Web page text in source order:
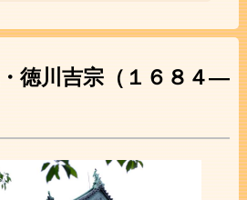
徳川吉宗（１６８４―